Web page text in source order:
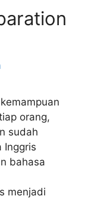
orang,
sudah
Inggris
bahasa
menjadi